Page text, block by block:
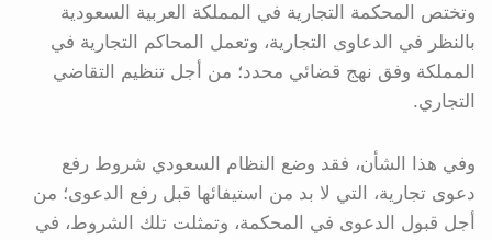
وتختص المحكمة التجارية في المملكة العربية السعودية
بالنظر في الدعاوى التجارية، وتعمل المحاكم التجارية في
المملكة وفق نهج قضائي محدد؛ من أجل تنظيم التقاضي
التجاري.
وفي هذا الشأن، فقد وضع النظام السعودي شروط رفع
دعوى تجارية، التي لا بد من استيفائها قبل رفع الدعوى؛ من
أجل قبول الدعوى في المحكمة، وتمثلت تلك الشروط، في